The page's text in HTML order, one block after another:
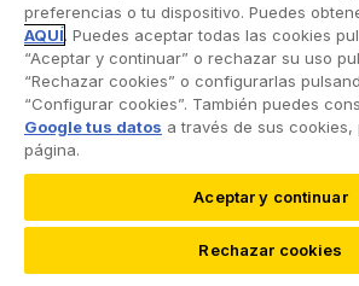
Dental
Deportivo
Esquí
preferencias o tu dispositivo. Puedes
AQUÍ. Puedes aceptar todas las cookies
“Aceptar y continuar” o rechazar su uso
“Rechazar cookies” o configurarlas
“Configurar cookies”. También puedes
Google tus datos a través de sus cookies,
página.
Aceptar y continuar
Rechazar cookies